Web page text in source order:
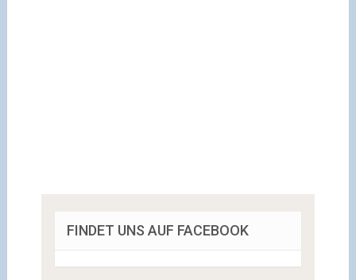
FINDET UNS AUF FACEBOOK